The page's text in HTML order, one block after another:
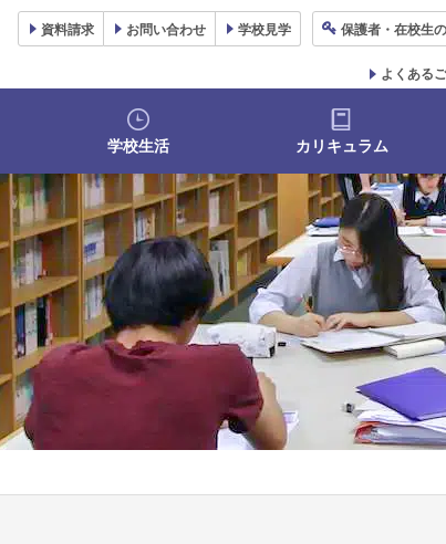
資料請求 お問い合わせ 学校見学 保護者 ・在校生の
よくある
学校生活 カリキュラム